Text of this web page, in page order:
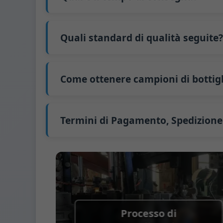
e prepareremo un preventivo formale per
45 giorni.
La spedizione dalla Cina richiede circa 30
Quali standard di qualità seguite?
GB4806.5一2016 <Standard Nazionale di
(CE) n. 1935/2004 Migrazione di metalli
Come ottenere campioni di
campioni tramite FedEx o UPS, con
Termini di Pagamento,
Metodi di pagamento supportati per le
Termine di spedizione:
EXW, FOB, CFR, CIF
Termini di imballaggio: Pallet + Divisori,
Processo di